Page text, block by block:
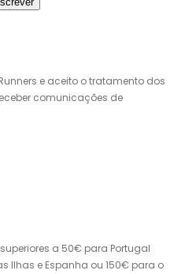
e aceito o tratamento dos
comunicações de
a 50€ para Portugal
Ilhas e Espanha ou 150€ para o